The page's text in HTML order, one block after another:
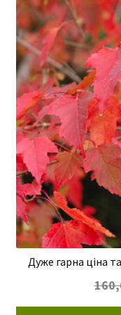
Дуже гарна ціна